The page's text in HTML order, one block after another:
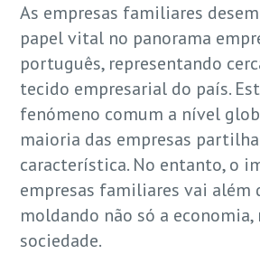
As empresas familiares
papel vital no panorama
português, representando
tecido empresarial do país.
fenómeno comum a nível
maioria das empresas
característica. No entanto, o
empresas familiares vai além
moldando não só a
sociedade.